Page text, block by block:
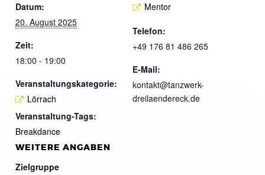
Datum:
20. August 2025
Zeit:
18:00 - 19:00
Veranstaltungskategorie:
Lörrach
Veranstaltung-Tags:
Breakdance
Mentor
Telefon:
+49 176 81 486 265
E-Mail:
kontakt@tanzwerk-
dreilaendereck.de
WEITERE ANGABEN
Zielgruppe